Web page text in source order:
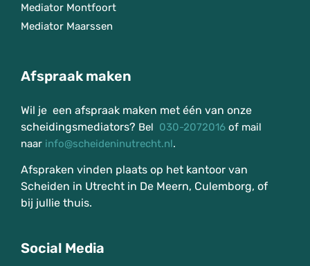
Mediator Montfoort
Mediator Maarssen
Afspraak maken
Wil je een afspraak maken met één van onze
scheidingsmediators? Bel 030-2072016 of mail
naar info@scheideninutrecht.nl.
Afspraken vinden plaats op het kantoor van
Scheiden in Utrecht in De Meern, Culemborg, of
bij jullie thuis.
Social Media